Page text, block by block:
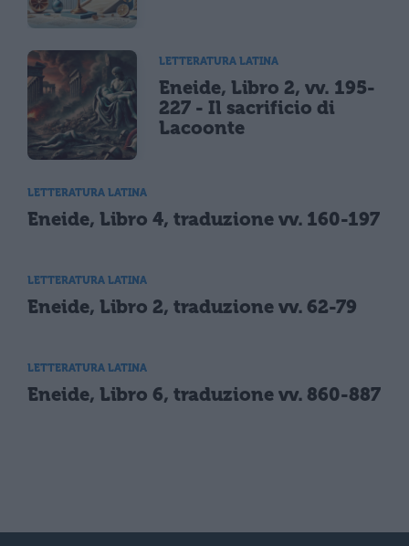
LETTERATURA LATINA
Eneide, Libro 2, vv. 195-
227 - Il sacrificio di
Lacoonte
LETTERATURA LATINA
Eneide, Libro 4, traduzione vv. 160-197
LETTERATURA LATINA
Eneide, Libro 2, traduzione vv. 62-79
LETTERATURA LATINA
Eneide, Libro 6, traduzione vv. 860-887